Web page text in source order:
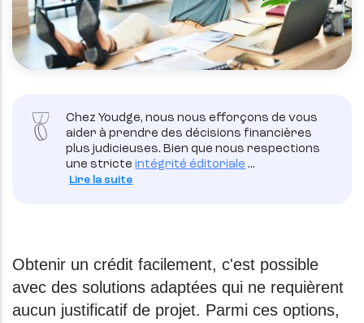
Chez Youdge, nous nous efforçons de vous
aider à prendre des décisions financières
plus judicieuses. Bien que nous respections
une stricteintégrité éditoriale ...
Lire la suite
Obtenir un crédit facilement, c'est possible
avec des solutions adaptées qui ne requièrent
aucun justificatif de projet. Parmi ces options,